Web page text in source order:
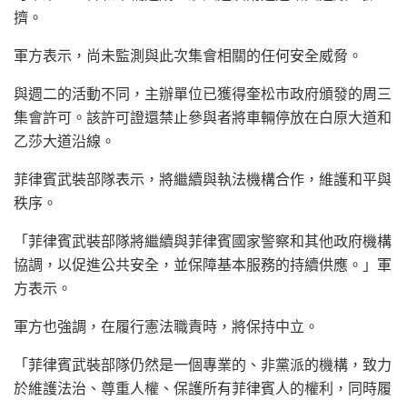
擠。
軍方表示，尚未監測與此次集會相關的任何安全威脅。
與週二的活動不同，主辦單位已獲得奎松市政府頒發的周三
集會許可。該許可證還禁止參與者將車輛停放在白原大道和
乙莎大道沿線。
菲律賓武裝部隊表示，將繼續與執法機構合作，維護和平與
秩序。
「菲律賓武裝部隊將繼續與菲律賓國家警察和其他政府機構
協調，以促進公共安全，並保障基本服務的持續供應。」軍
方表示。
軍方也強調，在履行憲法職責時，將保持中立。
「菲律賓武裝部隊仍然是一個專業的、非黨派的機構，致力
於維護法治、尊重人權、保護所有菲律賓人的權利，同時履